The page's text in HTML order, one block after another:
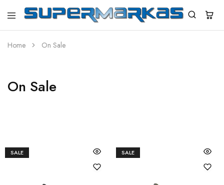
SuperMarkas
Ropa
con
Home On Sale
On Sale
SALE SALE